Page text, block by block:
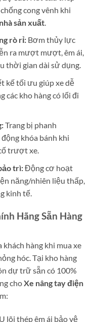
cong vênh khi
sản xuất.
rò rỉ:Bơm thủy lực
ra mượt mượt, êm ái,
thời gian dài sử dụng.
kế tối ưu giúp xe dễ
các kho hàng có lối đi
Trang bị phanh
khóa bánh khi
trượt xe.
trì:Động cơ hoạt
năng/nhiên liệu thấp,
kinh tế.
Hãng Sẵn Hàng
hàng khi mua xe
hóc. Tại kho hàng
dự trữ sẵn có 100%
choXe nâng tay điện
lõi thép êm ái bảo vệ